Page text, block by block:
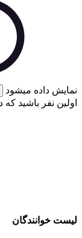
نمایش داده میشود
اولین نفر باشید
لیست خوانندگان